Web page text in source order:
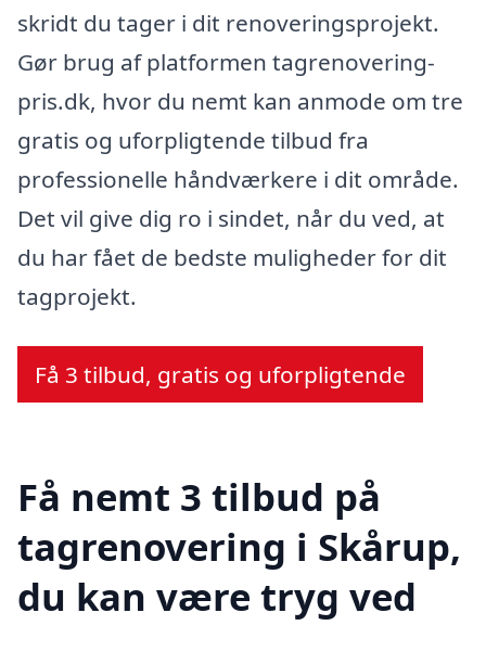
skridt du tager i dit renoveringsprojekt.
Gør brug af platformen tagrenovering-
pris.dk, hvor du nemt kan anmode om tre
gratis og uforpligtende tilbud fra
professionelle håndværkere i dit område.
Det vil give dig ro i sindet, når du ved, at
du har fået de bedste muligheder for dit
tagprojekt.
Få 3 tilbud, gratis og uforpligtende
Få nemt 3 tilbud på
tagrenovering i Skårup,
du kan være tryg ved